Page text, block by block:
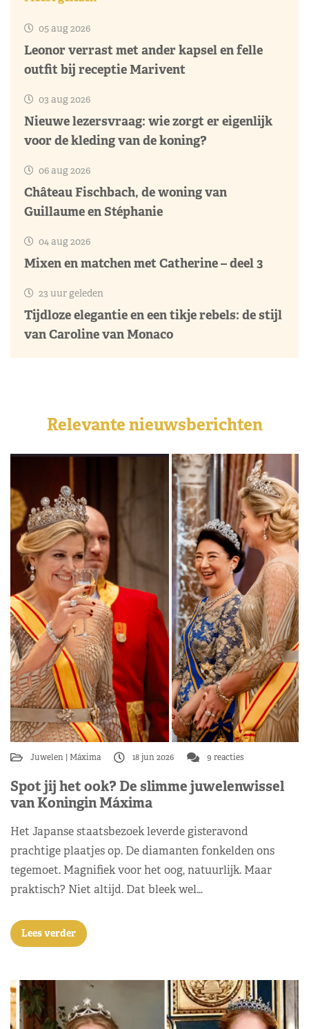
05 aug 2026
Leonor verrast met ander kapsel en felle
outfit bij receptie Marivent
03 aug 2026
Nieuwe lezersvraag: wie zorgt er eigenlijk
voor de kleding van de koning?
06 aug 2026
Château Fischbach, de woning van
Guillaume en Stéphanie
04 aug 2026
Mixen en matchen met Catherine – deel 3
23 uur geleden
Tijdloze elegantie en een tikje rebels: de stijl
van Caroline van Monaco
Relevante nieuwsberichten
Juwelen Máxima 18 jun 2026 9 reacties
Spot jij het ook? De slimme juwelenwissel
van Koningin Máxima
Het Japanse staatsbezoek leverde gisteravond
prachtige plaatjes op. De diamanten fonkelden ons
tegemoet. Magnifiek voor het oog, natuurlijk. Maar
praktisch? Niet altijd. Dat bleek wel…
Lees verder